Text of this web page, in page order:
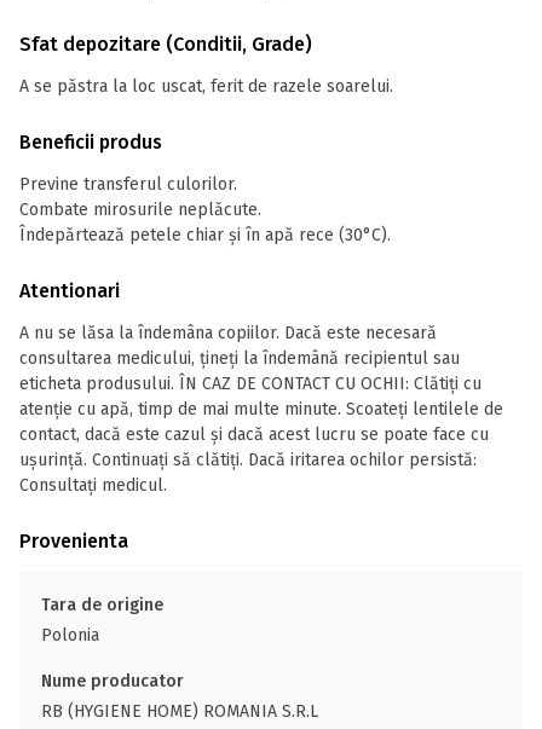
Sfat depozitare (Conditii, Grade)
A se păstra la loc uscat, ferit de razele soarelui.
Beneficii produs
Previne transferul culorilor.
Combate mirosurile neplăcute.
Îndepărtează petele chiar și în apă rece (30°C).
Atentionari
A nu se lăsa la îndemâna copiilor. Dacă este necesară
consultarea medicului, țineți la îndemână recipientul sau
eticheta produsului. ÎN CAZ DE CONTACT CU OCHII: Clătiți cu
atenție cu apă, timp de mai multe minute. Scoateți lentilele de
contact, dacă este cazul și dacă acest lucru se poate face cu
ușurință. Continuați să clătiți. Dacă iritarea ochilor persistă:
Consultaţi medicul.
Provenienta
Tara de origine
Polonia
Nume producator
RB (HYGIENE HOME) ROMANIA S.R.L